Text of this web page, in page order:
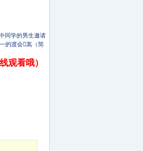
同学的男生邀请
的渡会嵩（简
观看哦）